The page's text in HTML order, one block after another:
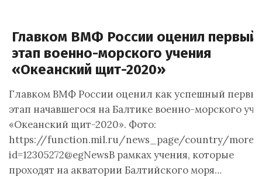
Главком ВМФ России оценил первый
этап военно-морского учения
«Океанский щит-2020»
Главком ВМФ России оценил как успешный
этап начавшегося на Балтике военно-морского
«Океанский щит-2020». Фото:
https://function.mil.ru/news_page/country/
id=12305272@egNewsВ рамках учения, которые
проходят на акватории Балтийского моря…